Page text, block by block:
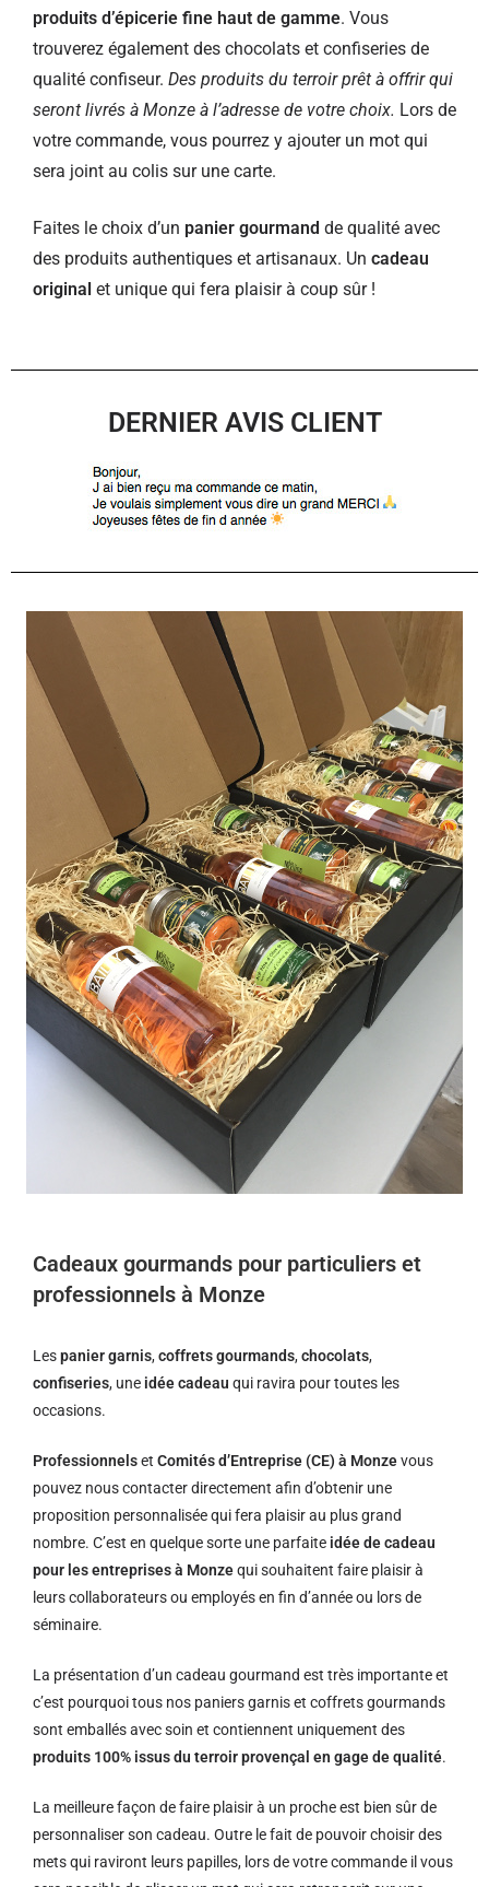
produits d’épicerie fine haut de gamme. Vous
trouverez également des chocolats et confiseries de
qualité confiseur. Des produits du terroir prêt à offrir qui
seront livrés à Monze à l’adresse de votre choix. Lors de
votre commande, vous pourrez y ajouter un mot qui
sera joint au colis sur une carte.
Faites le choix d’un panier gourmand de qualité avec
des produits authentiques et artisanaux. Un cadeau
original et unique qui fera plaisir à coup sûr !
DERNIER AVIS CLIENT
Cadeaux gourmands pour particuliers et
professionnels à Monze
Lespanier garnis,coffrets gourmands,chocolats,
confiseries, une idée cadeau qui ravira pour toutes les
occasions.
Professionnelset Comités d’Entreprise (CE) à Monzevous
pouvez nous contacter directement afin d’obtenir une
proposition personnalisée qui fera plaisir au plus grand
nombre. C’est en quelque sorte une parfaite idée de cadeau
pour les entreprises à Monzequi souhaitent faire plaisir à
leurs collaborateurs ou employés en fin d’année ou lors de
séminaire.
La présentation d’un cadeau gourmand est très importante et
c’est pourquoi tous nos paniers garnis et coffrets gourmands
sont emballés avec soin et contiennent uniquement des
produits 100% issus du terroir provençal en gage de qualité.
La meilleure façon de faire plaisir à un proche est bien sûr de
personnaliser son cadeau. Outre le fait de pouvoir choisir des
mets qui raviront leurs papilles, lors de votre commande il vous